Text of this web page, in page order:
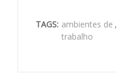
TAGS: ambientes de
trabalho
,